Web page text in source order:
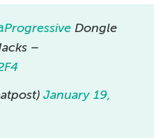
Dongle
–
January 19,